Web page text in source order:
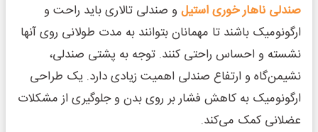
صندلی ناهار خوری استیل و صندلی تالاری باید راحت و
ارگونومیک باشند تا مهمانان بتوانند به مدت طولانی روی آنها
نشسته و احساس راحتی کنند. توجه به پشتی صندلی،
نشیمن‌گاه و ارتفاع صندلی اهمیت زیادی دارد. یک طراحی
ارگونومیک به کاهش فشار بر روی بدن و جلوگیری از مشکلات
عضلانی کمک می‌کند.